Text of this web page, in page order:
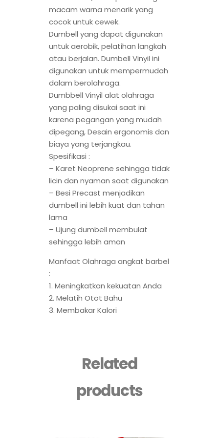
macam warna menarik yang
cocok untuk cewek.
Dumbell yang dapat digunakan
untuk aerobik, pelatihan langkah
atau berjalan. Dumbell Vinyil ini
digunakan untuk mempermudah
dalam berolahraga.
Dumbbell Vinyil alat olahraga
yang paling disukai saat ini
karena pegangan yang mudah
dipegang, Desain ergonomis dan
biaya yang terjangkau.
Spesifikasi :
– Karet Neoprene sehingga tidak
licin dan nyaman saat digunakan
– Besi Precast menjadikan
dumbell ini lebih kuat dan tahan
lama
– Ujung dumbell membulat
sehingga lebih aman
Manfaat Olahraga angkat barbel
:
1. Meningkatkan kekuatan Anda
2. Melatih Otot Bahu
3. Membakar Kalori
Related
products